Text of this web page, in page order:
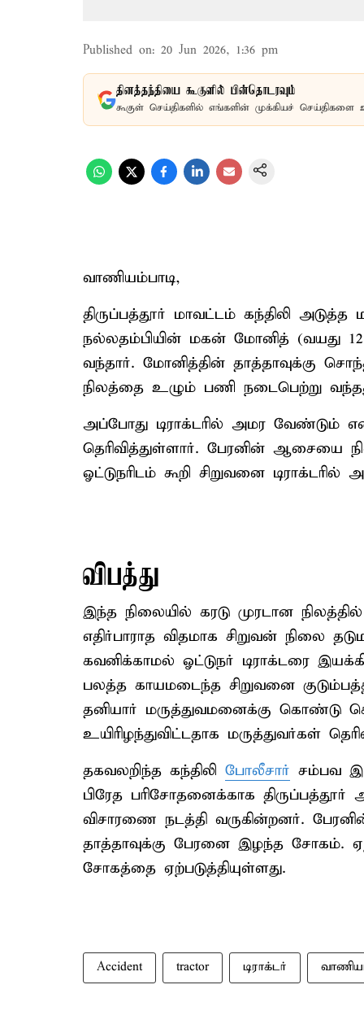
Published on: 20 Jun 2026, 1:36 pm
தினத்தந்தியை கூகுளில் பின்தொடரவும்
கூகுள் செய்திகளில் எங்களின் முக்கியச் செய்திகளை
வாணியம்பாடி,
திருப்பத்தூர் மாவட்டம் கந்திலி
நல்லதம்பியின் மகன் மோனித் (வயது 12).
வந்தார். மோனித்தின் தாத்தாவுக்கு
நிலத்தை உழும் பணி நடைபெற்று
அப்போது டிராக்டரில் அமர வேண்டும்
தெரிவித்துள்ளார். பேரனின் ஆசையை
ஓட்டுநரிடம் கூறி சிறுவனை
விபத்து
இந்த நிலையில் கரடு முரடான
எதிர்பாராத விதமாக சிறுவன் நிலை
கவனிக்காமல் ஓட்டுநர் டிராக்டரை
பலத்த காயமடைந்த சிறுவனை
தனியார் மருத்துவமனைக்கு கொண்டு
உயிரிழந்துவிட்டதாக மருத்துவர்கள்
தகவலறிந்த கந்திலி போலீசார் சம்பவ
பிரேத பரிசோதனைக்காக திருப்பத்தூர்
விசாரணை நடத்தி வருகின்றனர்.
தாத்தாவுக்கு பேரனை இழந்த சோகம்.
சோகத்தை ஏற்படுத்தியுள்ளது.
Accident tractor டிராக்டர்